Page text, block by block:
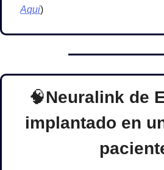
Aqui)
🧠Neuralink de
implantado en